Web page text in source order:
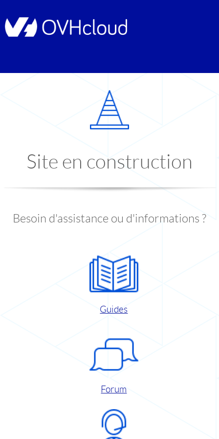
Site en construction
Besoin d'assistance ou d'informations ?
Guides
Forum